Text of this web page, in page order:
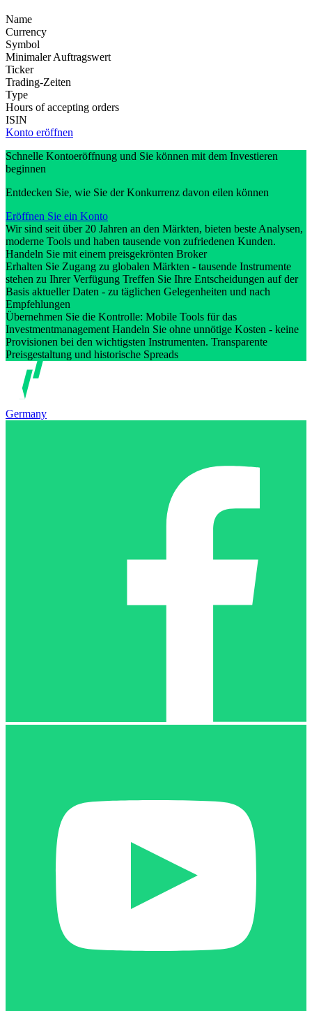
Name
Currency
Symbol
Minimaler Auftragswert
Ticker
Trading-Zeiten
Type
Hours of accepting orders
ISIN
Konto eröffnen
Schnelle Kontoeröffnung und Sie können mit dem Investieren
beginnen
Entdecken Sie, wie Sie der Konkurrenz davon eilen können
Eröffnen Sie ein Konto
Wir sind seit über 20 Jahren an den Märkten, bieten beste Analysen,
moderne Tools und haben tausende von zufriedenen Kunden.
Handeln Sie mit einem preisgekrönten Broker
Erhalten Sie Zugang zu globalen Märkten - tausende Instrumente
stehen zu Ihrer Verfügung Treffen Sie Ihre Entscheidungen auf der
Basis aktueller Daten - zu täglichen Gelegenheiten und nach
Empfehlungen
Übernehmen Sie die Kontrolle: Mobile Tools für das
Investmentmanagement Handeln Sie ohne unnötige Kosten - keine
Provisionen bei den wichtigsten Instrumenten. Transparente
Preisgestaltung und historische Spreads
Germany